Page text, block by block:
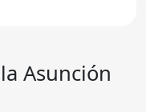
Asunción